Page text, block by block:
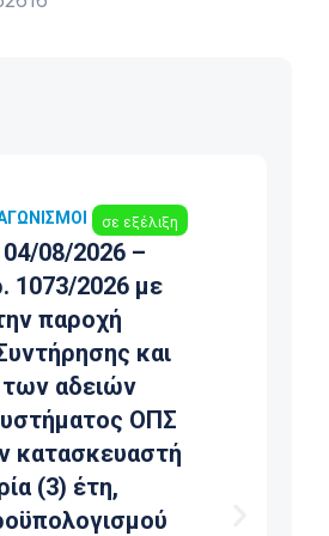
- ΔΙΑΓΩΝΙΣΜΟΊ σε εξέλιξη
– 31/07/2026 –
ΥΠΟΒΟΛΗΣ
ΠΡΟΜΗΘΕΙΑ ΚΑΙ
ΣΥΣΤΗΜΑΤΩΝ
ΣΚΙΑΣΗΣ ΤΥΠΟΥ
ΓΙΑ ΤΙΣ ΑΝΑΓΚΕΣ ΤΗΣ
2026